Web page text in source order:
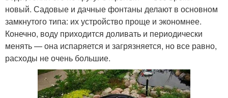
новый. Садовые и дачные фонтаны делают в основном
замкнутого типа: их устройство проще и экономнее.
Конечно, воду приходится доливать и периодически
менять — она испаряется и загрязняется, но все равно,
расходы не очень большие.